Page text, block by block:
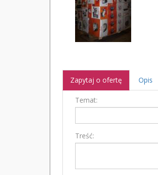
Zapytaj o ofertę Opis
Temat:
Treść: